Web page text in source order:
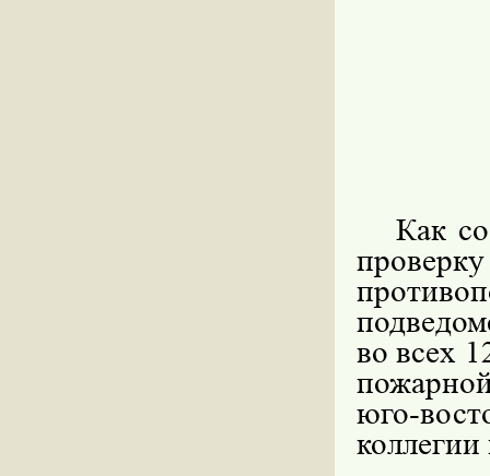
Как
во всех
юго-